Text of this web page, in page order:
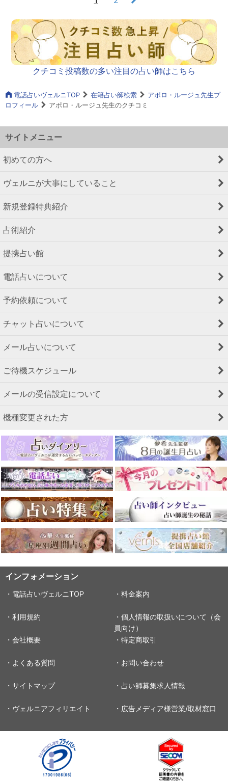
クチコミ投稿数の多い注目の占い師はこちら
電話占いヴェルニTOP 在籍占い師検索
アポロ・ルージュ先生プ
ロフィール
アポロ・ルージュ先生のクチコミ
サイトメニュー
初めての方へ
ヴェルニが大事にしていること
新規登録特典紹介
占術紹介
提携占い館
電話占いについて
予約依頼について
チャット占いについて
メール占いについて
ご待機スケジュール
メールの受信設定について
機種変更された方
インフォメーション
・電話占いヴェルニTOP ・料金案内
・利用規約
・個人情報の取扱いについて（会
員向け）
・会社概要
・特定商取引
・よくある質問 ・お問い合わせ
・サイトマップ ・占い師募集求人情報
・ヴェルニアフィリエイト ・広告メディア様営業/取材窓口